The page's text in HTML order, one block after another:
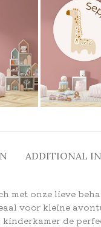
ADDITIONAL
met onze lieve
voor kleine
de